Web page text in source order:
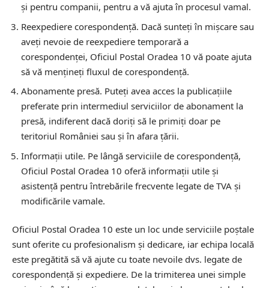
și pentru companii, pentru a vă ajuta în procesul vamal.
Reexpediere corespondență. Dacă sunteți în mișcare sau
aveți nevoie de reexpediere temporară a
corespondenței, Oficiul Postal Oradea 10 vă poate ajuta
să vă mențineți fluxul de corespondență.
Abonamente presă. Puteți avea acces la publicațiile
preferate prin intermediul serviciilor de abonament la
presă, indiferent dacă doriți să le primiți doar pe
teritoriul României sau și în afara țării.
Informații utile. Pe lângă serviciile de corespondență,
Oficiul Postal Oradea 10 oferă informații utile și
asistență pentru întrebările frecvente legate de TVA și
modificările vamale.
Oficiul Postal Oradea 10 este un loc unde serviciile poștale
sunt oferite cu profesionalism și dedicare, iar echipa locală
este pregătită să vă ajute cu toate nevoile dvs. legate de
corespondență și expediere. De la trimiterea unei simple